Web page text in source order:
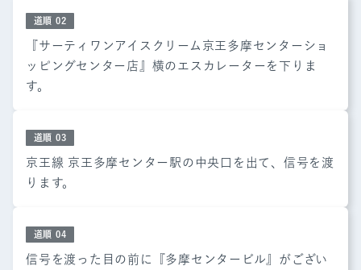
くりを始めましょう！
道順 02
『サーティワンアイスクリーム京王多摩センターショ
ッピングセンター店』横のエスカレーターを下りま
す。
道順 03
京王線 京王多摩センター駅の中央口を出て、信号を渡
ります。
道順 04
信号を渡った目の前に『多摩センタービル』がござい